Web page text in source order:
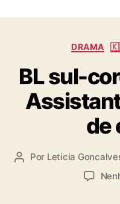
DRAMA
BL sul-
de
A Por Leticia